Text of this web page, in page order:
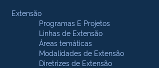
Extensão
Programas E Projetos
Linhas de Extensão
Áreas temáticas
Modalidades de Extensão
Diretrizes de Extensão